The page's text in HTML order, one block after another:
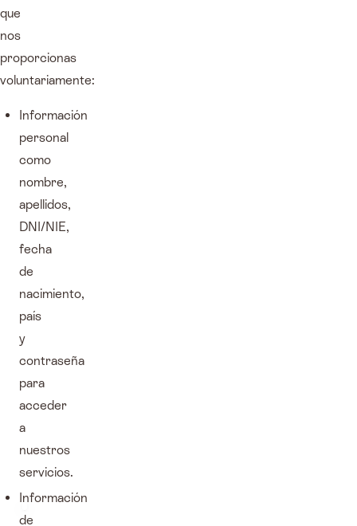
que
nos
proporcionas
voluntariamente:
Información
personal
como
nombre,
apellidos,
DNI/NIE,
fecha
de
nacimiento,
país
y
contraseña
para
acceder
a
nuestros
servicios.
Información
de